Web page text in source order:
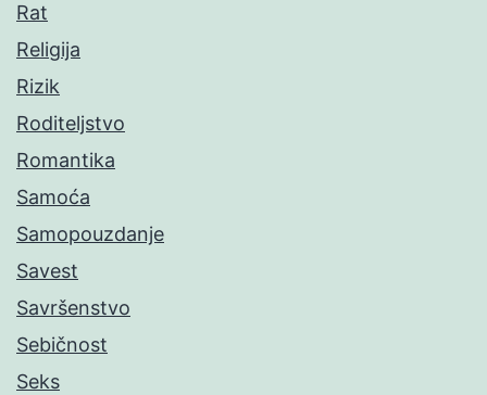
Rat
Religija
Rizik
Roditeljstvo
Romantika
Samoća
Samopouzdanje
Savest
Savršenstvo
Sebičnost
Seks